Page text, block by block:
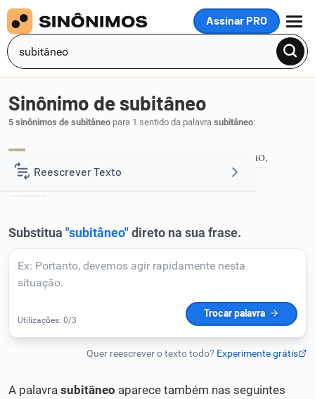
Assinar PRO
MENU
Reescrever Texto
Corrigir Texto
Detector de IA
Sinônimo de subitâneo
5 sinônimos de subitâneo para 1 sentido da palavra subitâneo:
repentino,
súbito
A palavra subitâneo aparece também nas seguintes